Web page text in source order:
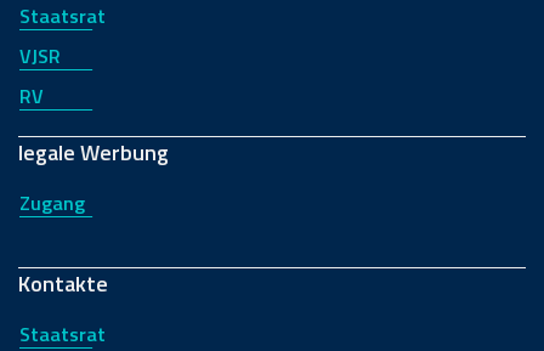
Staatsrat
VJSR
RV
legale Werbung
Zugang
Kontakte
Staatsrat